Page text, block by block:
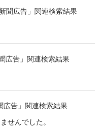
聞広告」関連検索結果
広告」関連検索結果
広告」関連検索結果
せんでした。